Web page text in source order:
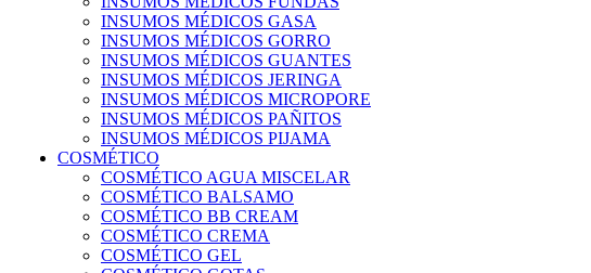
INSUMOS MÉDICOS GASA
INSUMOS MÉDICOS GORRO
INSUMOS MÉDICOS GUANTES
INSUMOS MÉDICOS JERINGA
INSUMOS MÉDICOS MICROPORE
INSUMOS MÉDICOS PAÑITOS
INSUMOS MÉDICOS PIJAMA
COSMÉTICO
COSMÉTICO AGUA MISCELAR
COSMÉTICO BALSAMO
COSMÉTICO BB CREAM
COSMÉTICO CREMA
COSMÉTICO GEL